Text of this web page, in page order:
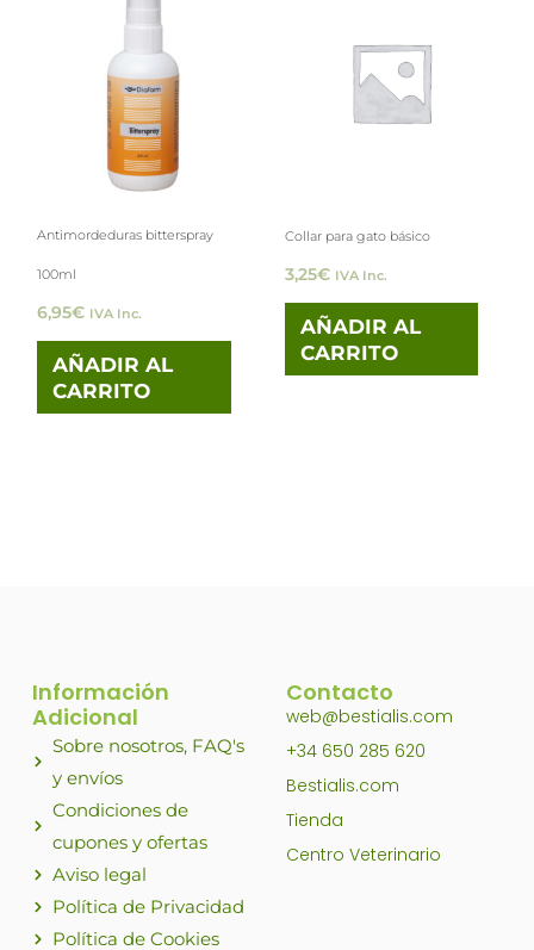
Antimordeduras bitterspray
100ml
6,95€ IVA Inc.
AÑADIR AL
CARRITO
Collar para gato básico
3,25€ IVA Inc.
AÑADIR AL
CARRITO
Información
Adicional
Sobre nosotros, FAQ's
y envíos
Condiciones de
cupones y ofertas
Aviso legal
Política de Privacidad
Política de Cookies
Contacto
web@bestialis.com
+34 650 285 620
Bestialis.com
Tienda
Centro Veterinario